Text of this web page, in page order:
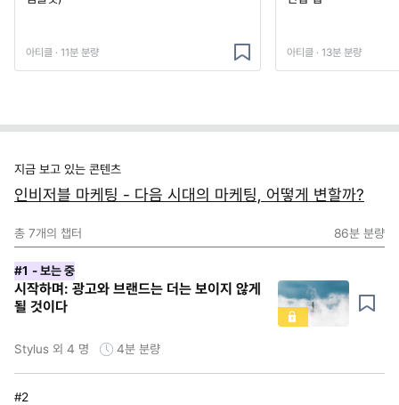
아티클 · 11분 분량 아티클 · 13분 분량
지금 보고 있는 콘텐츠
인비저블 마케팅 - 다음 시대의 마케팅, 어떻게 변할까?
총 7개의 챕터 86분 분량
#1 - 보는 중
시작하며: 광고와 브랜드는 더는 보이지 않게
될 것이다
Stylus 외 4 명 4분 분량
#2